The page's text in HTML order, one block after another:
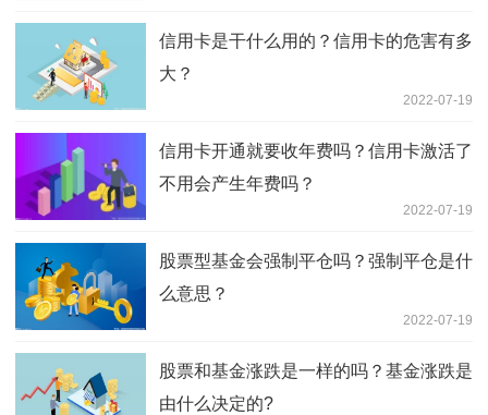
信用卡是干什么用的？信用卡的危害有多
大？
2022-07-19
信用卡开通就要收年费吗？信用卡激活了
不用会产生年费吗？
2022-07-19
股票型基金会强制平仓吗？强制平仓是什
么意思？
2022-07-19
股票和基金涨跌是一样的吗？基金涨跌是
由什么决定的?